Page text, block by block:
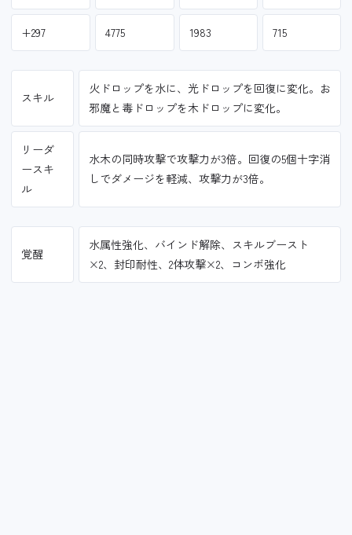
+297 4775 1983 715
スキル
火ドロップを水に、光ドロップを回復に変化。お
邪魔と毒ドロップを木ドロップに変化。
リーダ
ースキ
ル
水木の同時攻撃で攻撃力が3倍。回復の5個十字消
しでダメージを軽減、攻撃力が3倍。
覚醒
水属性強化、バインド解除、スキルブースト
×2、封印耐性、2体攻撃×2、コンボ強化